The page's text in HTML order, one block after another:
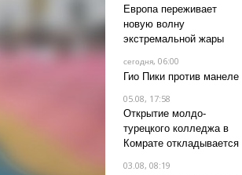
Европа переживает
новую волну
экстремальной жары
сегодня, 06:00
Гио Пики против манеле
05.08, 17:58
Открытие молдо-
турецкого колледжа в
Комрате откладывается
03.08, 08:19